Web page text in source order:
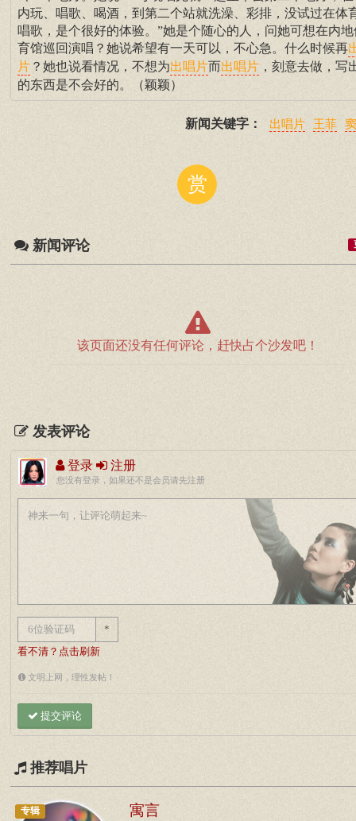
内玩、唱歌、喝酒，到第二个站就洗澡、彩排，没试过在体
唱歌，是个很好的体验。”她是个随心的人，问她可想在内地
育馆巡回演唱？她说希望有一天可以，不心急。什么时候再
片 ？她也说看情况，不想为出唱片而出唱片 ，刻意去做，写
的东西是不会好的。（颖颖）
新闻关键字： 出唱片 王菲
赏
新闻评论
该页面还没有任何评论，赶快占个沙发吧！
发表评论
登录 注册
您没有登录，如果还不是会员请先注册
*
看不清？点击刷新
文明上网，理性发帖！
提交评论
推荐唱片
专辑 寓言